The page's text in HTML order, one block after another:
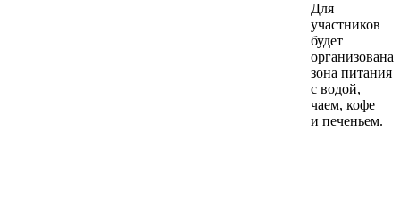
Для
участников
будет
организована
зона питания
с водой,
чаем, кофе
и печеньем.